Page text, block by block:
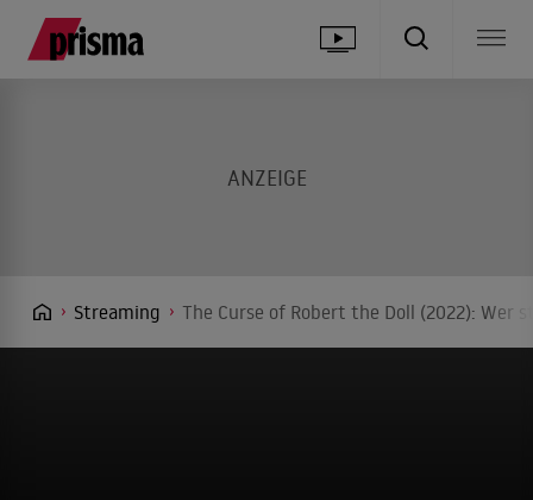
Streaming The Curse of Robert the Doll (2022): Wer